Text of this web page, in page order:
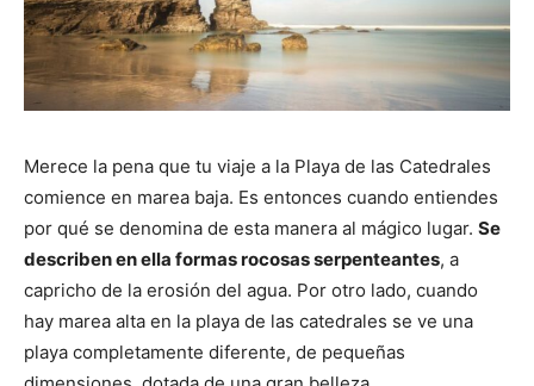
Merece la pena que tu viaje a la Playa de las Catedrales
comience en marea baja. Es entonces cuando entiendes
por qué se denomina de esta manera al mágico lugar. Se
describen en ella formas rocosas serpenteantes, a
capricho de la erosión del agua. Por otro lado, cuando
hay marea alta en la playa de las catedrales se ve una
playa completamente diferente, de pequeñas